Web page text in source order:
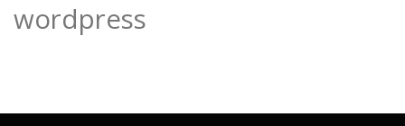
wordpress